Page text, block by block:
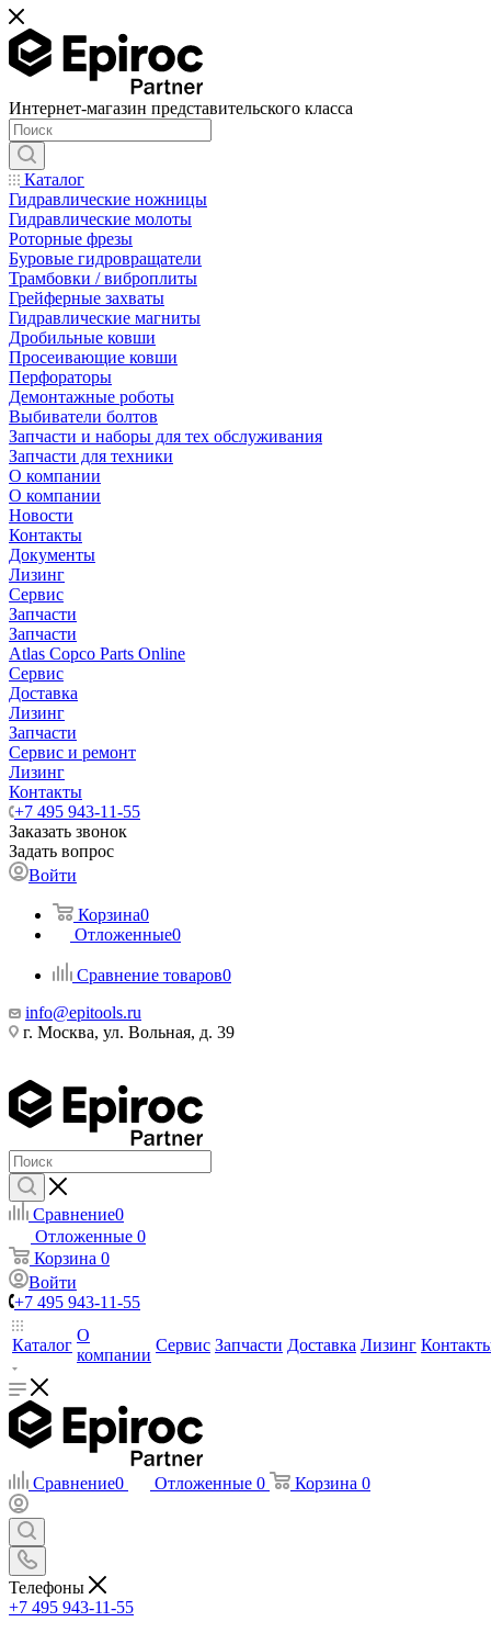
Интернет-магазин представительского класса
Каталог
Гидравлические ножницы
Гидравлические молоты
Роторные фрезы
Буровые гидровращатели
Трамбовки / виброплиты
Грейферные захваты
Гидравлические магниты
Дробильные ковши
Просеивающие ковши
Перфораторы
Демонтажные роботы
Выбиватели болтов
Запчасти и наборы для тех обслуживания
Запчасти для техники
О компании
О компании
Новости
Контакты
Документы
Лизинг
Сервис
Запчасти
Запчасти
Atlas Copco Parts Online
Сервис
Доставка
Лизинг
Запчасти
Сервис и ремонт
Лизинг
Контакты
+7 495 943-11-55
Заказать звонок
Задать вопрос
Войти
Корзина0
Отложенные0
Сравнение товаров0
info@epitools.ru
г. Москва, ул. Вольная, д. 39
Сравнение0
Отложенные 0
Корзина 0
Войти
+7 495 943-11-55
Каталог
О
компании
Сервис Запчасти Доставка Лизинг
Сравнение0 Отложенные 0 Корзина 0
Телефоны
+7 495 943-11-55